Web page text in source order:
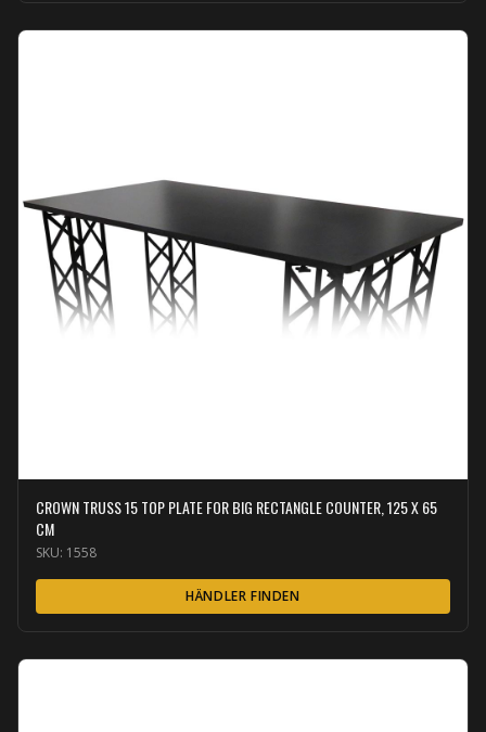
CROWN TRUSS 15 TOP PLATE FOR BIG RECTANGLE COUNTER, 125 X 65
CM
SKU: 1558
HÄNDLER FINDEN